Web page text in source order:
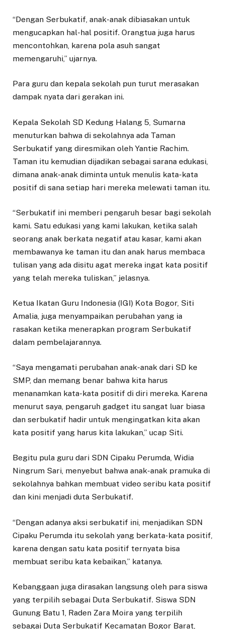
“Dengan Serbukatif, anak-anak dibiasakan untuk
mengucapkan hal-hal positif. Orangtua juga harus
mencontohkan, karena pola asuh sangat
memengaruhi,” ujarnya.
Para guru dan kepala sekolah pun turut merasakan
dampak nyata dari gerakan ini.
Kepala Sekolah SD Kedung Halang 5, Sumarna
menuturkan bahwa di sekolahnya ada Taman
Serbukatif yang diresmikan oleh Yantie Rachim.
Taman itu kemudian dijadikan sebagai sarana edukasi,
dimana anak-anak diminta untuk menulis kata-kata
positif di sana setiap hari mereka melewati taman itu.
“Serbukatif ini memberi pengaruh besar bagi sekolah
kami. Satu edukasi yang kami lakukan, ketika salah
seorang anak berkata negatif atau kasar, kami akan
membawanya ke taman itu dan anak harus membaca
tulisan yang ada disitu agat mereka ingat kata positif
yang telah mereka tuliskan,” jelasnya.
Ketua Ikatan Guru Indonesia (IGI) Kota Bogor, Siti
Amalia, juga menyampaikan perubahan yang ia
rasakan ketika menerapkan program Serbukatif
dalam pembelajarannya.
“Saya mengamati perubahan anak-anak dari SD ke
SMP, dan memang benar bahwa kita harus
menanamkan kata-kata positif di diri mereka. Karena
menurut saya, pengaruh gadget itu sangat luar biasa
dan serbukatif hadir untuk mengingatkan kita akan
kata positif yang harus kita lakukan,” ucap Siti.
Begitu pula guru dari SDN Cipaku Perumda, Widia
Ningrum Sari, menyebut bahwa anak-anak pramuka di
sekolahnya bahkan membuat video seribu kata positif
dan kini menjadi duta Serbukatif.
“Dengan adanya aksi serbukatif ini, menjadikan SDN
Cipaku Perumda itu sekolah yang berkata-kata positif,
karena dengan satu kata positif ternyata bisa
membuat seribu kata kebaikan,” katanya.
Kebanggaan juga dirasakan langsung oleh para siswa
yang terpilih sebagai Duta Serbukatif. Siswa SDN
Gunung Batu 1, Raden Zara Moira yang terpilih
sebagai Duta Serbukatif Kecamatan Bogor Barat,